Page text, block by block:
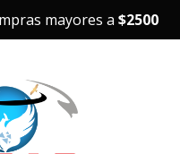
mayores a $2500